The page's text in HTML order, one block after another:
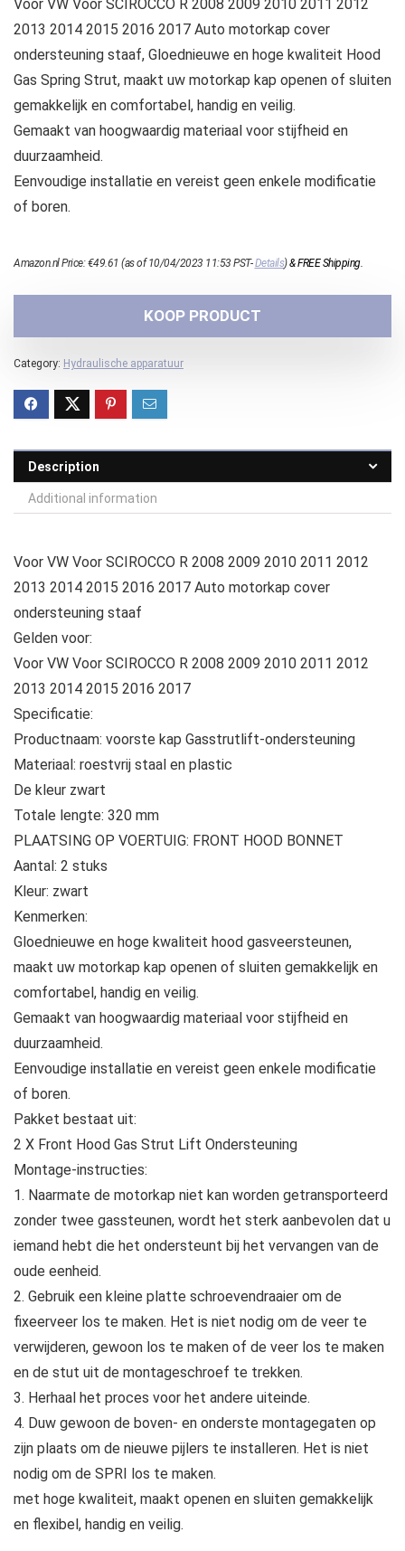
Voor VW Voor SCIROCCO R 2008 2009 2010 2011 2012
2013 2014 2015 2016 2017 Auto motorkap cover
ondersteuning staaf, Gloednieuwe en hoge kwaliteit Hood
Gas Spring Strut, maakt uw motorkap kap openen of sluiten
gemakkelijk en comfortabel, handig en veilig.
Gemaakt van hoogwaardig materiaal voor stijfheid en
duurzaamheid.
Eenvoudige installatie en vereist geen enkele modificatie
of boren.
Amazon.nl Price:€49.61 (as of 10/04/2023 11:53 PST-Details)&FREE Shipping.
KOOP PRODUCT
Category: Hydraulische apparatuur
Description
Additional information
Voor VW Voor SCIROCCO R 2008 2009 2010 2011 2012
2013 2014 2015 2016 2017 Auto motorkap cover
ondersteuning staaf
Gelden voor:
Voor VW Voor SCIROCCO R 2008 2009 2010 2011 2012
2013 2014 2015 2016 2017
Specificatie:
Productnaam: voorste kap Gasstrutlift-ondersteuning
Materiaal: roestvrij staal en plastic
De kleur zwart
Totale lengte: 320 mm
PLAATSING OP VOERTUIG: FRONT HOOD BONNET
Aantal: 2 stuks
Kleur: zwart
Kenmerken:
Gloednieuwe en hoge kwaliteit hood gasveersteunen,
maakt uw motorkap kap openen of sluiten gemakkelijk en
comfortabel, handig en veilig.
Gemaakt van hoogwaardig materiaal voor stijfheid en
duurzaamheid.
Eenvoudige installatie en vereist geen enkele modificatie
of boren.
Pakket bestaat uit:
2 X Front Hood Gas Strut Lift Ondersteuning
Montage-instructies:
1. Naarmate de motorkap niet kan worden getransporteerd
zonder twee gassteunen, wordt het sterk aanbevolen dat u
iemand hebt die het ondersteunt bij het vervangen van de
oude eenheid.
2. Gebruik een kleine platte schroevendraaier om de
fixeerveer los te maken. Het is niet nodig om de veer te
verwijderen, gewoon los te maken of de veer los te maken
en de stut uit de montageschroef te trekken.
3. Herhaal het proces voor het andere uiteinde.
4. Duw gewoon de boven- en onderste montagegaten op
zijn plaats om de nieuwe pijlers te installeren. Het is niet
nodig om de SPRI los te maken.
met hoge kwaliteit, maakt openen en sluiten gemakkelijk
en flexibel, handig en veilig.